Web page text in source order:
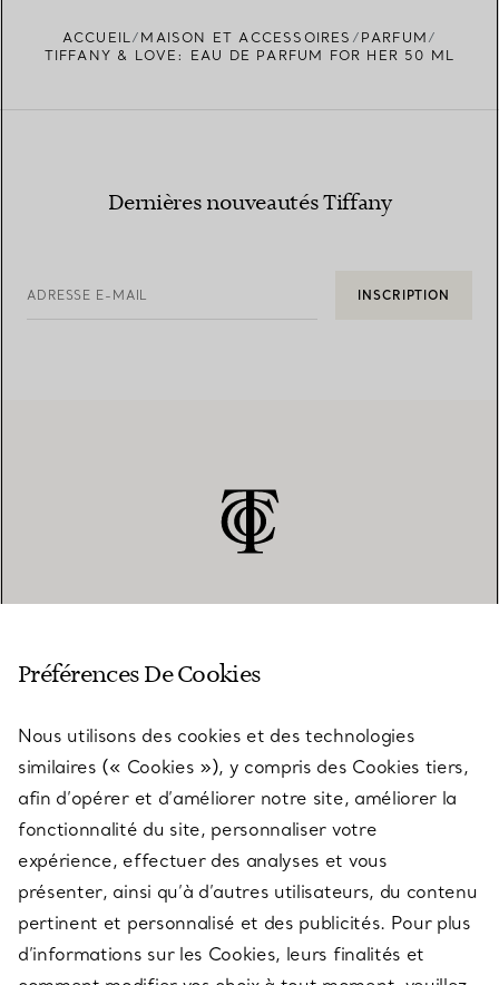
TROUVEZ LA BOUTIQUE LA PLUS PROCHE
ACCUEIL MAISON ET ACCESSOIRES
PARFUM
TIFFANY & LOVE: EAU DE PARFUM FOR HER 50 ML
Dernières nouveautés Tiffany
ADRESSE E-MAIL INSCRIPTION
SERVICES
À PROPOS
QUESTIONS LÉGALES
Préférences De Cookies
Nous utilisons des cookies et des technologies
similaires (« Cookies »), y compris des Cookies tiers,
afin d’opérer et d’améliorer notre site, améliorer la
fonctionnalité du site, personnaliser votre
expérience, effectuer des analyses et vous
présenter, ainsi qu’à d’autres utilisateurs, du contenu
pertinent et personnalisé et des publicités. Pour plus
d’informations sur les Cookies, leurs finalités et